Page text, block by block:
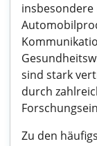
sind stark
durch
Zu den